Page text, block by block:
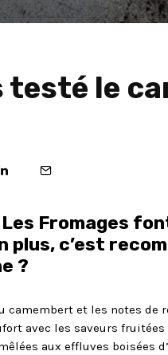
testé le
Les Fromages
plus, c’est
?
camembert et les notes de
avec les saveurs
aux effluves boisées